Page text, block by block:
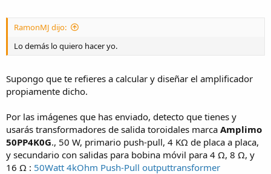
RamonMJ dijo:
Lo demás lo quiero hacer yo.
Supongo que te refieres a calcular y diseñar el amplificador
propiamente dicho.
Por las imágenes que has enviado, detecto que tienes y
usarás transformadores de salida toroidales marca Amplimo
50PP4K0G., 50 W, primario push-pull, 4 KΩ de placa a placa,
y secundario con salidas para bobina móvil para 4 Ω, 8 Ω, y
16 Ω : 50Watt 4kOhm Push-Pull outputtransformer